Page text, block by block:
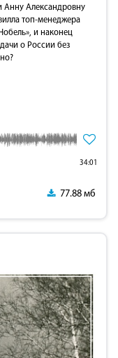
Анну Александровну
топ-менеджера
и наконец
о России без
34:01
77.88 мб